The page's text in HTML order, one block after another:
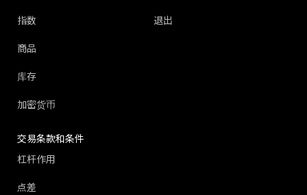
指数
商品
库存
加密货币
退出
交易条款和条件
杠杆作用
点差